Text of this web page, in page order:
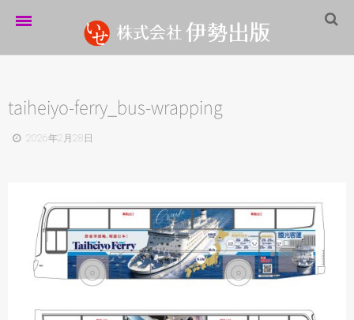
伊勢出版だより
営業案内
採用情報
パートナーシップ
taiheiyo-ferry_bus-wrapping
2026年2月28日